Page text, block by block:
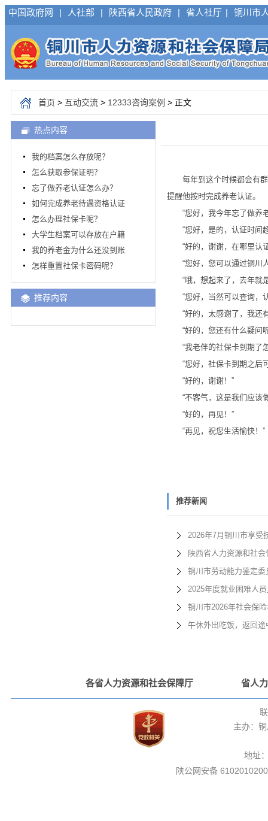
中国政府网 | 人社部 | 陕西省人民政府 | 省人社厅 | 铜川市
首页 > 互动交流 > 12333咨询案例 > 正文
热点内容
我的档案怎么存放呢？
怎么获取参保证明？
忘了做养老认证怎么办？
如何完成养老待遇资格认证
怎么办理社保卡呢？
大学生档案可以存放在户籍
我的养老金为什么还没到账
怎样重置社保卡密码呢？
推荐内容
每年到这个时候都会有群
提醒他按时完成养老认证。
“您好，我今年忘了做养老
“您好，是的，认证时间超
“好的，谢谢，在哪里认
“您好，您可以通过铜川人
“哦，想起来了，去年就是
“您好，当然可以查询，认
“好的，太感谢了，我还
“好的，您还有什么疑问
“我老伴的社保卡到期了
“您好，社保卡到期之后可
“好的，谢谢！”
“不客气，这是我们应该做
“好的，再见！”
“再见，祝您生活愉快！”
推荐新闻
2026年7月铜川市享受
陕西省人力资源和社
铜川市劳动能力鉴定
2025年度就业困难人
铜川市2026年社会保
午休外出吃饭，返回
各省人力资源和社会保障厅 省人
主办：
地址
陕公网安备